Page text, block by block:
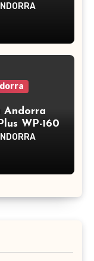
Andorra
WP-160